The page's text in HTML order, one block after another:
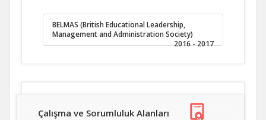
BELMAS (British Educational Leadership,
Management and Administration Society)
2016 - 2017
Çalışma ve Sorumluluk Alanları